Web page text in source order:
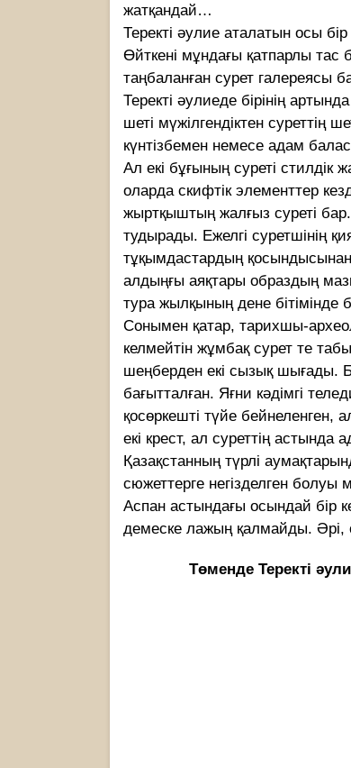
жатқандай…
Теректі әулие аталатын осы
Өйткені мұндағы қатпарлы тас
таңбаланған сурет галереясы
Теректі әулиеде бірінің
шеті мүжілгендіктен суреттің
күнтізбемен немесе адам
Ал екі бұғының суреті стилдік
оларда скифтік элементтер
жыртқыштың жалғыз суреті
тудырады. Ежелгі суретшінің
тұқымдастардың
алдыңғы аяқтары образдың
тура жылқының дене бітімінде
Сонымен қатар, тарихшы-
келмейтін жұмбақ сурет те
шеңберден екі сызық шығады.
бағытталған. Яғни кәдімгі
қосөркешті түйе
екі крест, ал суреттің
Қазақстанның түрлі
сюжеттерге негізделген болуы
Аспан астындағы осындай бір
демеске лажың қалмайды. Әрі,
Төменде Теректі